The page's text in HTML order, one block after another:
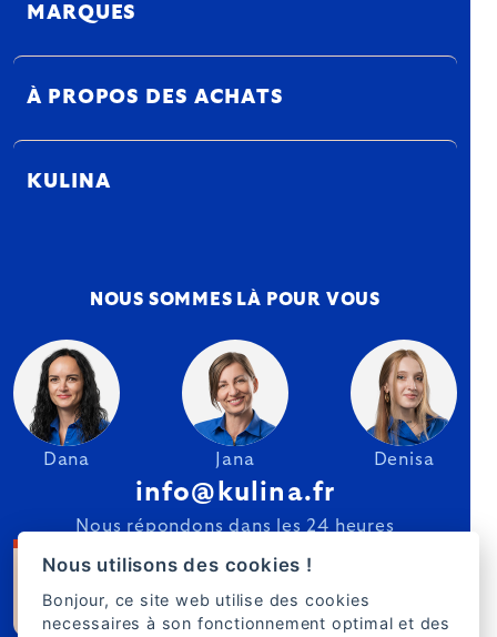
MARQUES
À PROPOS DES ACHATS
KULINA
NOUS SOMMES LÀ POUR VOUS
Dana Jana Denisa
info@kulina.fr
Nous répondons dans les 24 heures
Nous utilisons des cookies !
Bonjour, ce site web utilise des cookies
necessaires à son fonctionnement optimal et des